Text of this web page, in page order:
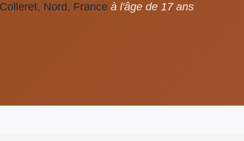
Nord, France à l'âge de 17 ans